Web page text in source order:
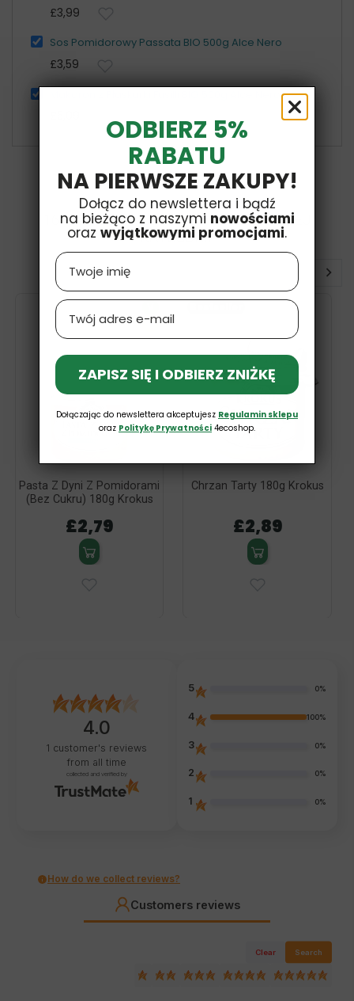
£3,99
Sos Pomidorowy Passata BIO 500g Alce Nero
£3,59
16 INNYCH PRODUKTÓW W TEJ SAMEJ
KATEGORII:
Pasta Z Dyni Z Pomidorami
(Bez Cukru) 180g Krokus
£2,79
SF
Chrzan Tarty 180g Krokus
£2,89
4.0
1 customer's reviews
from all time
collected and verified by
5 0%
4 100%
3 0%
2 0%
1 0%
How do we collect reviews?
Customers reviews
Clear Search
ODBIERZ 5%
RABATU
NA PIERWSZE ZAKUPY!
Dołącz do newslettera i bądź
na bieżąco z naszymi nowościami
oraz wyjątkowymi promocjami.
Name
Email
ZAPISZ SIĘ I ODBIERZ ZNIŻKĘ
Dołączając do newslettera akceptujesz Regulamin sklepu
oraz Politykę Prywatności 4ecoshop.